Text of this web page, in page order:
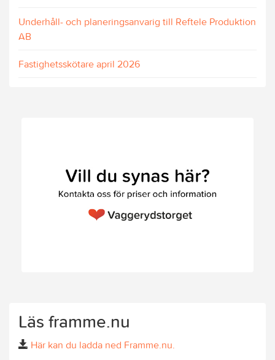
Underhåll- och planeringsanvarig till Reftele Produktion
AB
Fastighetsskötare april 2026
Läs framme.nu
Här kan du ladda ned Framme.nu.